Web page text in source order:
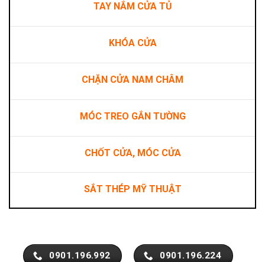
TAY NẮM CỬA TỦ
KHÓA CỬA
CHẶN CỬA NAM CHÂM
MÓC TREO GẮN TƯỜNG
CHỐT CỬA, MÓC CỬA
SẮT THÉP MỸ THUẬT
0901.196.992 0901.196.224